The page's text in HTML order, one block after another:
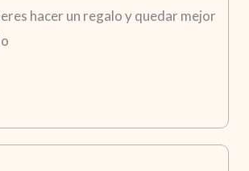
hacer un regalo y quedar mejor